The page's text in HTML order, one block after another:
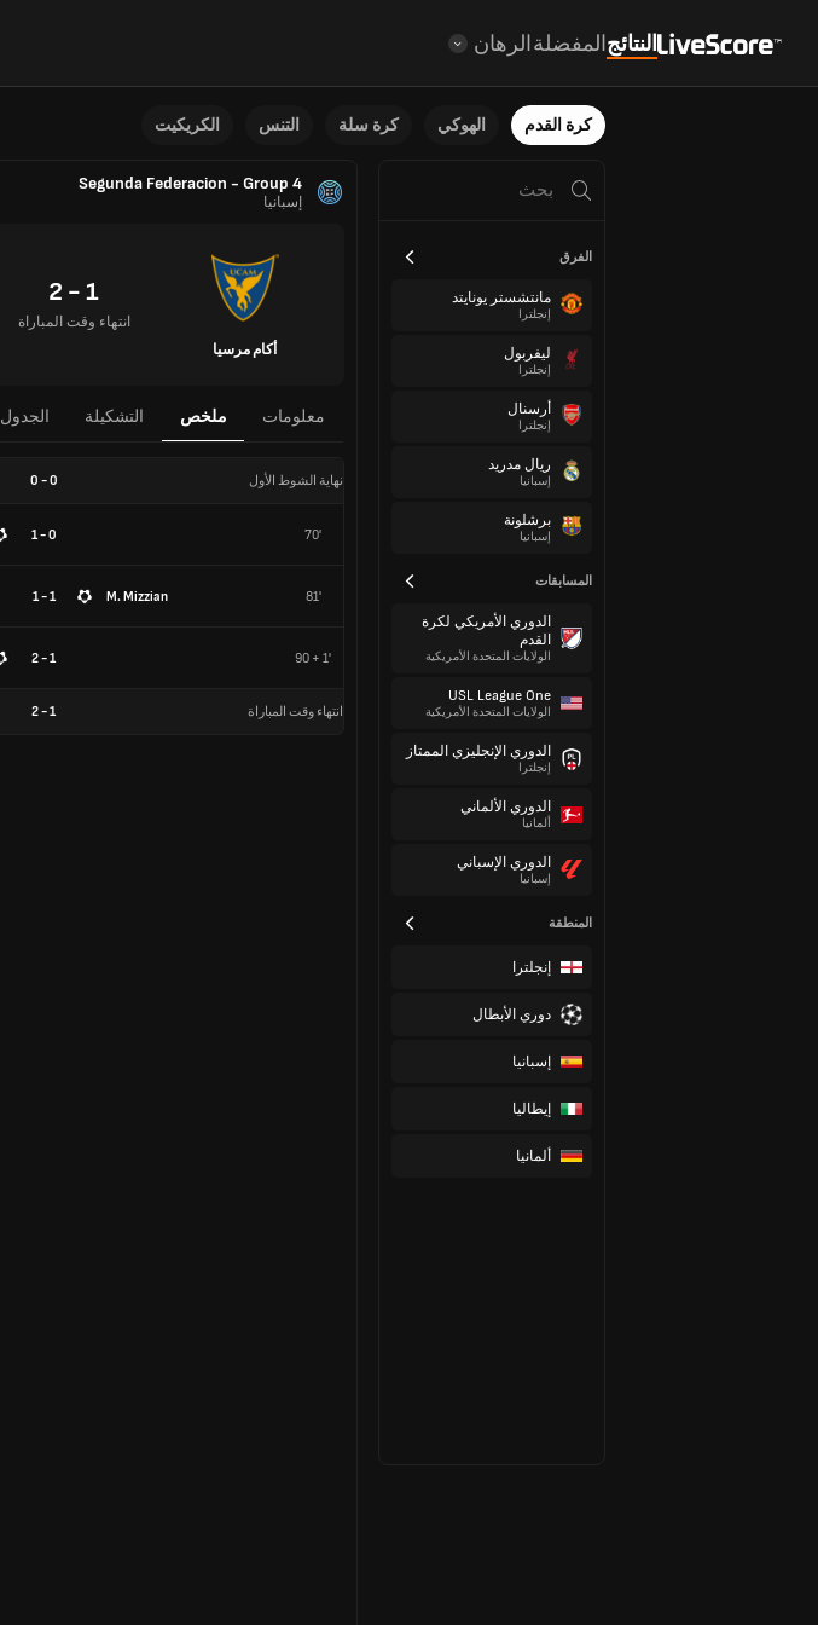
النتائجالمفضلةالرهان
كرة القدم الهوكي كرة سلة التنس الكريكيت
الفرق
مانتشستر يونايتد
إنجلترا
ليفربول
إنجلترا
أرسنال
إنجلترا
ريال مدريد
إسبانيا
برشلونة
إسبانيا
المسابقات
الدوري الأمريكي لكرة
القدم
الولايات المتحدة الأمريكية
USL League One
الولايات المتحدة الأمريكية
الدوري الإنجليزي الممتاز
إنجلترا
الدوري الألماني
ألمانيا
الدوري الإسباني
إسبانيا
المنطقة
إنجلترا
دوري الأبطال
إسبانيا
إيطاليا
ألمانيا
Segunda Federacion - Group 4
إسبانيا
أكام مرسيا
1 - 2
انتهاء وقت المباراة
معلومات ملخص التشكيلة الجدول
نهاية الشوط الأول 0
-
0
70'
0 - 1
81'
M. Mizzian
1 - 1
90 + 1'
1 - 2
انتهاء وقت المباراة 1
-
2